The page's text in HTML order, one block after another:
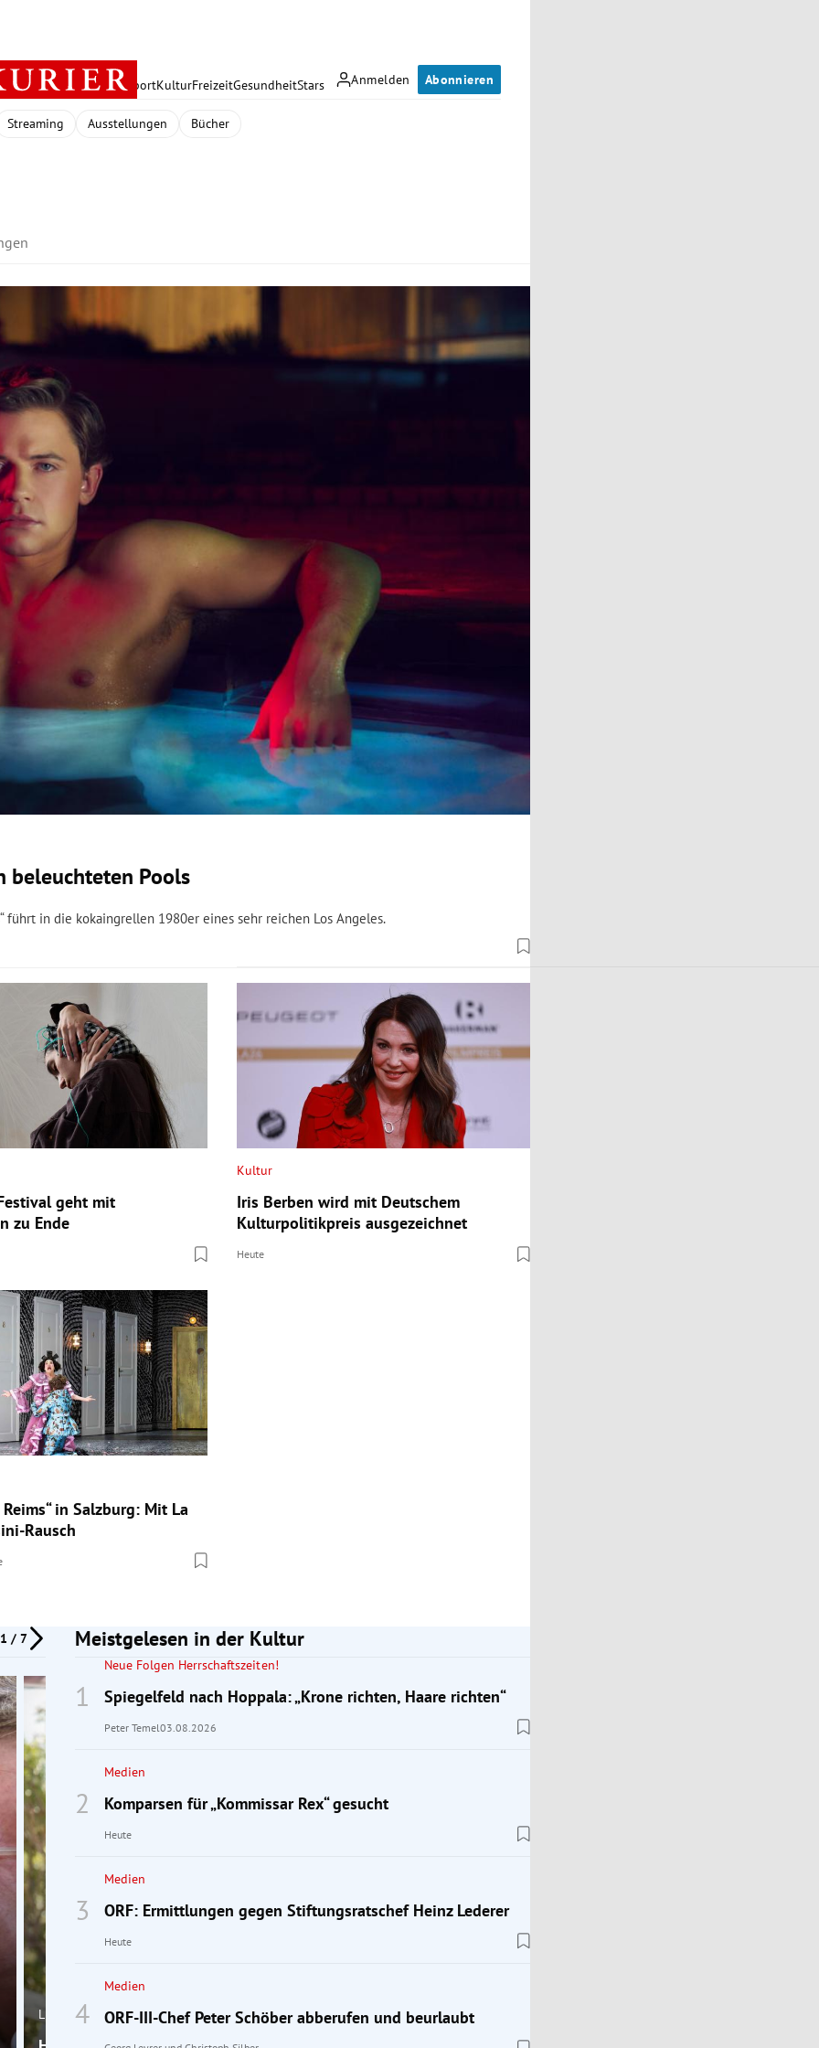
Anmelden Abonnieren
PolitikWirtschaft SportKulturFreizeitGesundheitStars
Streaming Ausstellungen Bücher
beleuchteten Pools
führt in die kokaingrellen 1980er eines sehr reichen Los Angeles.
geht mit
zu Ende
Kultur
Iris Berben wird mit Deutschem
Kulturpolitikpreis ausgezeichnet
Heute
in Salzburg: Mit La
Rausch
1 / 7
Literaturporträt
Meistgelesen in der Kultur
Neue Folgen Herrschaftszeiten!
Spiegelfeld nach Hoppala: „Krone richten, Haare richten“
Peter Temel03.08.2026
Medien
Komparsen für „Kommissar Rex“ gesucht
Heute
Medien
ORF: Ermittlungen gegen Stiftungsratschef Heinz Lederer
Heute
Medien
ORF-III-Chef Peter Schöber abberufen und beurlaubt